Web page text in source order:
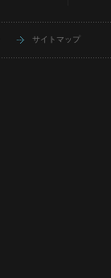
サイトマップ